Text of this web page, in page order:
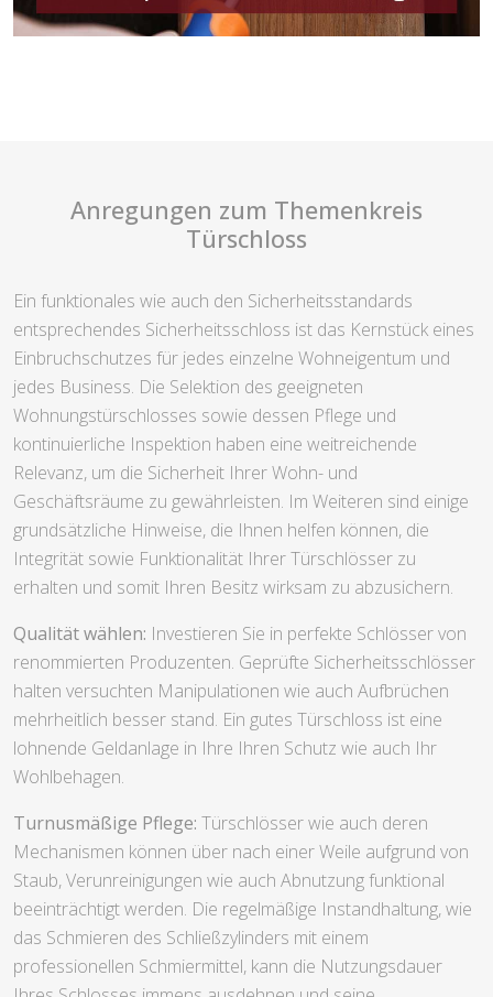
Anregungen zum Themenkreis
Türschloss
Ein funktionales wie auch den Sicherheitsstandards
entsprechendes Sicherheitsschloss ist das Kernstück eines
Einbruchschutzes für jedes einzelne Wohneigentum und
jedes Business. Die Selektion des geeigneten
Wohnungstürschlosses sowie dessen Pflege und
kontinuierliche Inspektion haben eine weitreichende
Relevanz, um die Sicherheit Ihrer Wohn- und
Geschäftsräume zu gewährleisten. Im Weiteren sind einige
grundsätzliche Hinweise, die Ihnen helfen können, die
Integrität sowie Funktionalität Ihrer Türschlösser zu
erhalten und somit Ihren Besitz wirksam zu abzusichern.
Qualität wählen: Investieren Sie in perfekte Schlösser von
renommierten Produzenten. Geprüfte Sicherheitsschlösser
halten versuchten Manipulationen wie auch Aufbrüchen
mehrheitlich besser stand. Ein gutes Türschloss ist eine
lohnende Geldanlage in Ihre Ihren Schutz wie auch Ihr
Wohlbehagen.
Turnusmäßige Pflege: Türschlösser wie auch deren
Mechanismen können über nach einer Weile aufgrund von
Staub, Verunreinigungen wie auch Abnutzung funktional
beeinträchtigt werden. Die regelmäßige Instandhaltung, wie
das Schmieren des Schließzylinders mit einem
professionellen Schmiermittel, kann die Nutzungsdauer